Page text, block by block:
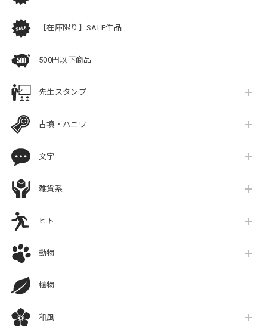
【在庫限り】SALE作品
500円以下商品
先生スタンプ
古墳・ハニワ
文字
雑貨系
ヒト
動物
植物
和風